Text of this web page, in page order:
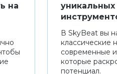
на
уникальных
В SkyBeat вы
классические
современные
которые
потенциал.